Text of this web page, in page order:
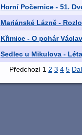
Horní Počernice - 51.
Mariánské Lázně -
Křimice - O pohár
Sedlec u Mikulova -
Předchozí 1 2 3 4 5